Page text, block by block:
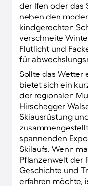
der Ifen oder das
neben den
kindgerechten
verschneite
Flutlicht und
für
Sollte das Wetter
bietet sich ein
der regionalen
Hirschegger
Skiausrüstung
spannenden
Skilaufs. Wenn
Pflanzenwelt der
Geschichte und
erfahren möchte,